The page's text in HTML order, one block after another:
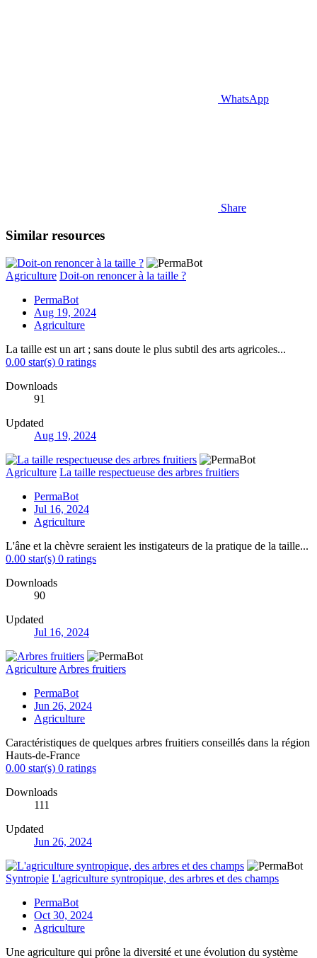
WhatsApp
Share
Similar resources
Agriculture Doit-on renoncer à la taille ?
PermaBot
Aug 19, 2024
Agriculture
La taille est un art ; sans doute le plus subtil des arts agricoles...
0.00 star(s) 0 ratings
Downloads
91
Updated
Aug 19, 2024
Agriculture La taille respectueuse des arbres fruitiers
PermaBot
Jul 16, 2024
Agriculture
L'âne et la chèvre seraient les instigateurs de la pratique de la taille...
0.00 star(s) 0 ratings
Downloads
90
Updated
Jul 16, 2024
Agriculture Arbres fruitiers
PermaBot
Jun 26, 2024
Agriculture
Caractéristiques de quelques arbres fruitiers conseillés dans la région
Hauts-de-France
0.00 star(s) 0 ratings
Downloads
111
Updated
Jun 26, 2024
Syntropie L'agriculture syntropique, des arbres et des champs
PermaBot
Oct 30, 2024
Agriculture
Une agriculture qui prône la diversité et une évolution du système